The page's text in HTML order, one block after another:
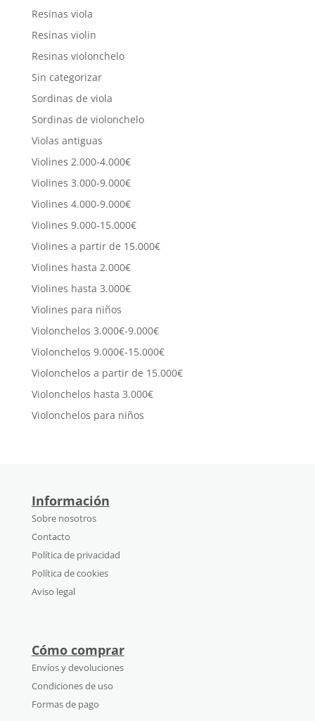
Resinas viola
Resinas violin
Resinas violonchelo
Sin categorizar
Sordinas de viola
Sordinas de violonchelo
Violas antiguas
Violines 2.000-4.000€
Violines 3.000-9.000€
Violines 4.000-9.000€
Violines 9.000-15.000€
Violines a partir de 15.000€
Violines hasta 2.000€
Violines hasta 3.000€
Violines para niños
Violonchelos 3.000€-9.000€
Violonchelos 9.000€-15.000€
Violonchelos a partir de 15.000€
Violonchelos hasta 3.000€
Violonchelos para niños
Información
Sobre nosotros
Contacto
Política de privacidad
Política de cookies
Aviso legal
Cómo comprar
Envíos y devoluciones
Condiciones de uso
Formas de pago